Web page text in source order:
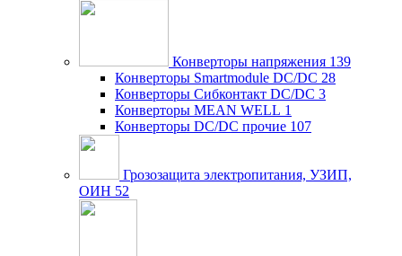
Конверторы напряжения 139
Конверторы Smartmodule DC/DC 28
Конверторы Сибконтакт DC/DC 3
Конверторы MEAN WELL 1
Конверторы DC/DC прочие 107
Грозозащита электропитания, УЗИП,
ОИН 52